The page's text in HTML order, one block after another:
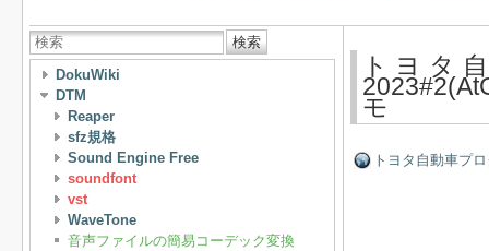
検索
DokuWiki
DTM
Reaper
sfz規格
Sound Engine Free
soundfont
vst
WaveTone
音声ファイルの簡易コーデック変換
トヨタ
モ
トヨタ自動車プ